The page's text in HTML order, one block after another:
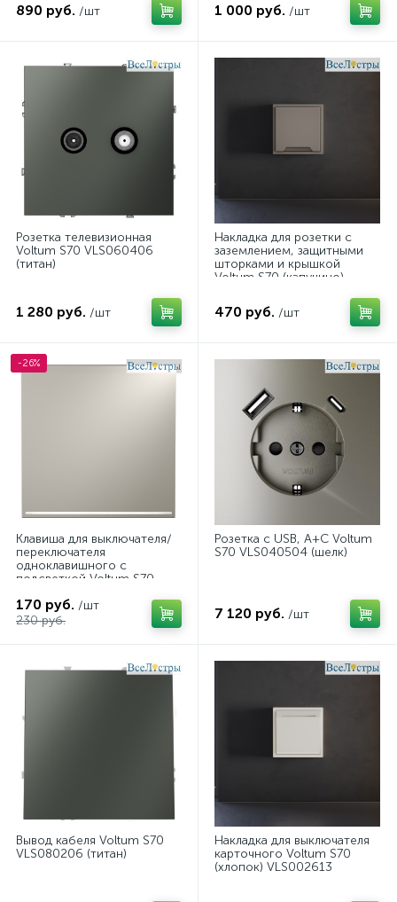
890 руб. /шт 1 000 руб. /шт
Розетка телевизионная
Voltum S70 VLS060406
(титан)
1 280 руб. /шт
Накладка для розетки с
заземлением, защитными
шторками и крышкой
Voltum S70 (капучино)
470 руб. /шт
-26%
Клавиша для выключателя/
переключателя
одноклавишного с
подсветкой Voltum S70
170 руб. /шт
230 руб.
Розетка с USB, A+C Voltum
S70 VLS040504 (шелк)
7 120 руб. /шт
Вывод кабеля Voltum S70
VLS080206 (титан)
Накладка для выключателя
карточного Voltum S70
(хлопок) VLS002613